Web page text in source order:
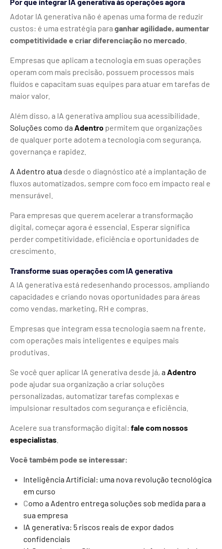
Adotar IA generativa não é apenas uma forma de reduzir
custos: é uma estratégia para ganhar agilidade, aumentar
competitividade e criar diferenciação no mercado
Empresas que aplicam a tecnologia em suas operações
operam com mais precisão, possuem processos mais
fluídos e capacitam suas equipes para atuar em tarefas de
maior valor.
Além disso, a IA generativa ampliou sua acessibilidade.
Soluções como da Adentro permitem que organizações
de qualquer porte adotem a tecnologia com segurança,
governança e rapidez.
A Adentro atua desde o diagnóstico até a implantação de
fluxos automatizados, sempre com foco em impacto real e
mensurável.
Para empresas que querem acelerar a transformação
digital, começar agora é essencial. Esperar significa
perder competitividade, eficiência e oportunidades de
crescimento.
Transforme suas operações com IA generativa
A IA generativa está redesenhando processos, ampliando
capacidades e criando novas oportunidades para áreas
como vendas, marketing, RH e compras.
Empresas que integram essa tecnologia saem na frente,
com operações mais inteligentes e equipes mais
produtivas.
Se você quer aplicar IA generativa desde já, a Adentro
pode ajudar sua organização a criar soluções
personalizadas, automatizar tarefas complexas e
impulsionar resultados com segurança e eficiência.
Acelere sua transformação digital: fale com nossos
especialistas
Você também pode se interessar:
Inteligência Artificial: uma nova revolução tecnológica
em curso
Como a Adentro entrega soluções sob medida para a
sua empresa
IA generativa: 5 riscos reais de expor dados
confidenciais